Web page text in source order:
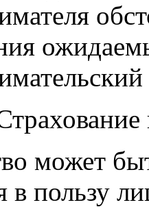
может
в пользу